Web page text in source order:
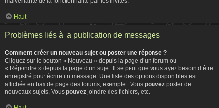
Haut
Problèmes liés à la publication de messages
Comment créer un nouveau sujet ou poster une réponse ?
Cliquez sur le bouton « Nouveau » depuis la page d’un forum ou
« Répondre » depuis la page d’un sujet. Il se peut que vous ayez besoin d’être
enregistré pour écrire un message. Une liste des options disponibles est
affichée en bas de page des forums, exemple : Vous pouvez poster de
nouveaux sujets, Vous pouvez joindre des fichiers, etc.